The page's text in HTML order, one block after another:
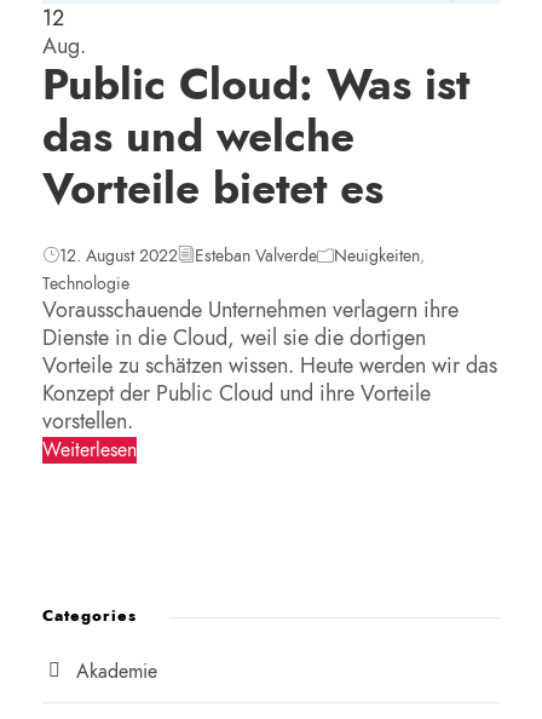
12
Aug.
Public Cloud: Was ist
das und welche
Vorteile bietet es
12. August 2022 Esteban Valverde Neuigkeiten,
Technologie
Vorausschauende Unternehmen verlagern ihre
Dienste in die Cloud, weil sie die dortigen
Vorteile zu schätzen wissen. Heute werden wir das
Konzept der Public Cloud und ihre Vorteile
vorstellen.
Weiterlesen
Categories
Akademie